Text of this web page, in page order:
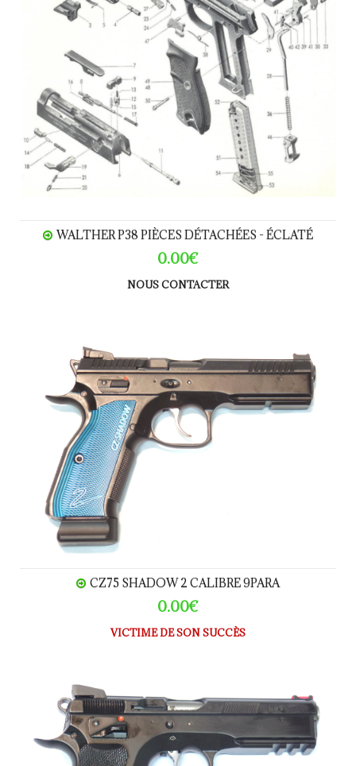
WALTHER P38 PIÈCES DÉTACHÉES - ÉCLATÉ
0.00€
NOUS CONTACTER
CZ75 SHADOW 2 CALIBRE 9PARA
0.00€
VICTIME DE SON SUCCÈS
CZ75 Shadow SP01 calibre 9para